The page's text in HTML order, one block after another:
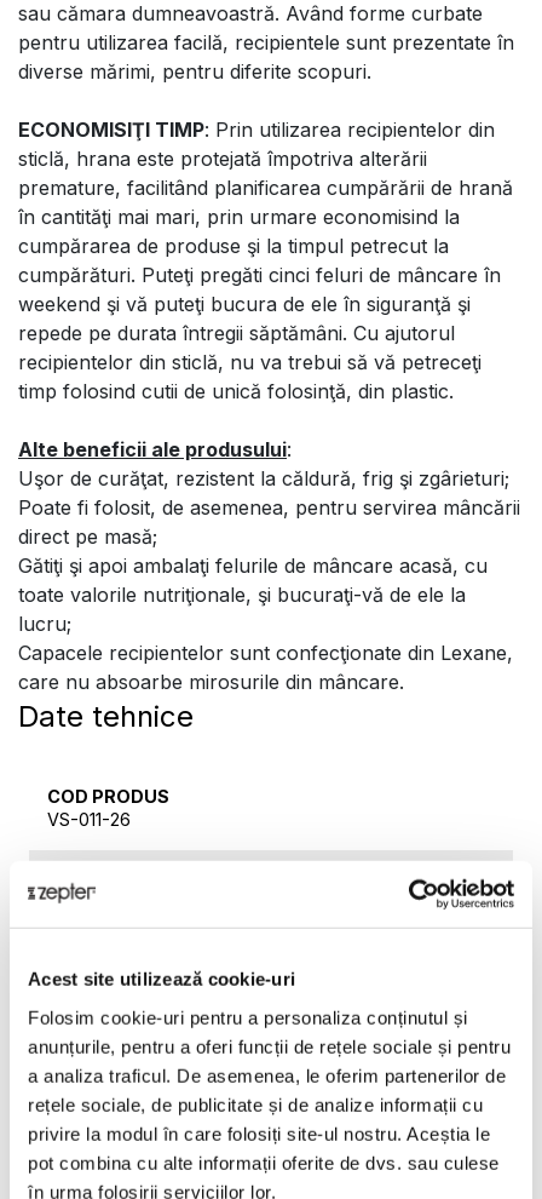
Acest site utilizează cookie-uri
Folosim cookie-uri pentru a personaliza conținutul și
anunțurile, pentru a oferi funcții de rețele sociale și pentru
a analiza traficul. De asemenea, le oferim partenerilor de
rețele sociale, de publicitate și de analize informații cu
privire la modul în care folosiți site-ul nostru. Aceștia le
pot combina cu alte informații oferite de dvs. sau culese
în urma folosirii serviciilor lor.
sau cămara dumneavoastră. Având forme curbate
pentru utilizarea facilă, recipientele sunt prezentate în
diverse mărimi, pentru diferite scopuri.
ECONOMISIŢI TIMP: Prin utilizarea recipientelor din
sticlă, hrana este protejată împotriva alterării
premature, facilitând planificarea cumpărării de hrană
în cantităţi mai mari, prin urmare economisind la
cumpărarea de produse şi la timpul petrecut la
cumpărături. Puteţi pregăti cinci feluri de mâncare în
weekend şi vă puteţi bucura de ele în siguranţă şi
repede pe durata întregii săptămâni. Cu ajutorul
recipientelor din sticlă, nu va trebui să vă petreceţi
timp folosind cutii de unică folosinţă, din plastic.
Alte beneficii ale produsului:
Uşor de curăţat, rezistent la căldură, frig şi zgârieturi;
Poate fi folosit, de asemenea, pentru servirea mâncării
direct pe masă;
Gătiţi şi apoi ambalaţi felurile de mâncare acasă, cu
toate valorile nutriţionale, şi bucuraţi-vă de ele la
lucru;
Capacele recipientelor sunt confecţionate din Lexane,
care nu absoarbe mirosurile din mâncare.
Date tehnice
COD PRODUS
VS-011-26
NUME PRODUS
Recipient din sticlă VacSy®, 26 cm X 20 cm X 9 cm
2 ani
GREUTATE BRUTĂ [KG]
2,3
GREUTATE NETĂ [KG]
2,18